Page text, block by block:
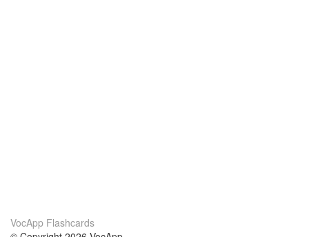
VocApp Flashcards